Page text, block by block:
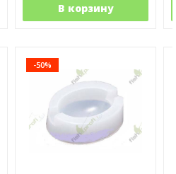
В корзину
-50%